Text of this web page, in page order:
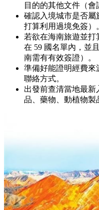
目的的其他文件（會
確認入境城市是否屬
打算利用過境免簽）
若欲在海南旅遊並
在 59 國名單內，並
南需有有效簽證）。
準備好能證明經費來
聯絡方式。
出發前查清當地最
品、藥物、動植物製